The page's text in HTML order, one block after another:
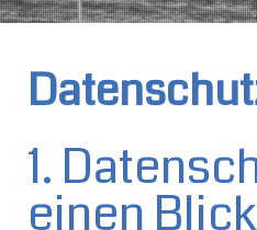
1.
einen Blick